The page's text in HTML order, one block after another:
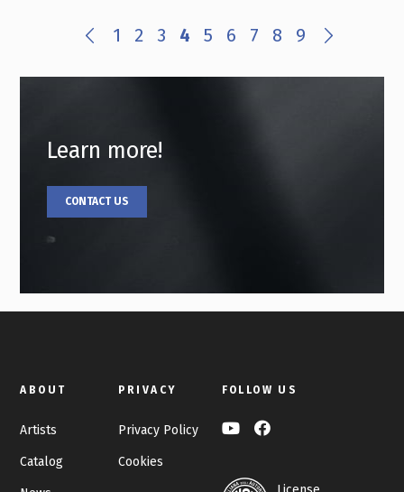
1 2 3 4 5 6 7 8 9
Learn more!
CONTACT US
ABOUT
Artists
Catalog
PRIVACY
Privacy Policy
Cookies
FOLLOW US